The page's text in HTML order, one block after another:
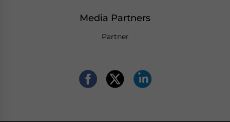
Media Partners
Partner